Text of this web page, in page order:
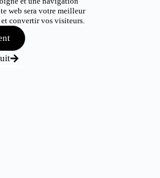
web sera votre meilleur
convertir vos visiteurs.